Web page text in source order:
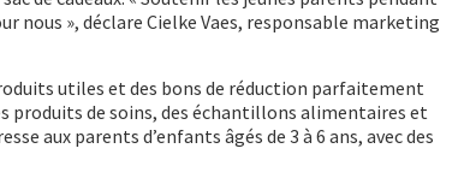
nous », déclare Cielke Vaes, responsable marketing
utiles et des bons de réduction parfaitement
produits de soins, des échantillons alimentaires et
aux parents d’enfants âgés de 3 à 6 ans, avec des